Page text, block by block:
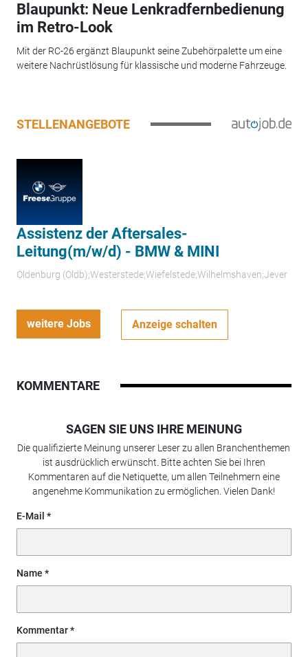
Blaupunkt: Neue Lenkradfernbedienung
im Retro-Look
Mit der RC-26 ergänzt Blaupunkt seine Zubehörpalette um eine
weitere Nachrüstlösung für klassische und moderne Fahrzeuge.
STELLENANGEBOTE
Assistenz der Aftersales-
Leitung(m/w/d) - BMW & MINI
Oldenburg (Oldb);Westerstede;Wiefelstede;Wilhelmshaven;Jever
weitere Jobs Anzeige schalten
KOMMENTARE
SAGEN SIE UNS IHRE MEINUNG
Die qualifizierte Meinung unserer Leser zu allen Branchenthemen
ist ausdrücklich erwünscht. Bitte achten Sie bei Ihren
Kommentaren auf die Netiquette, um allen Teilnehmern eine
angenehme Kommunikation zu ermöglichen. Vielen Dank!
E-Mail
Name
Kommentar